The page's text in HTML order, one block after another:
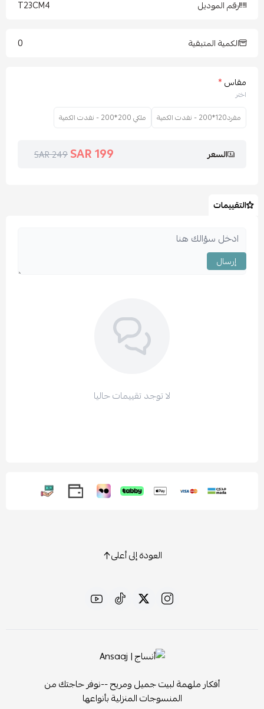
رقم الموديل T23CM4
الكمية المتبقية 0
مقاس*
اختر
مفرد120*200 - نفدت الكمية ملكي 200*200 - نفدت الكمية
السعر 199 SAR
249 SAR
التقييمات
إرسال
لا توجد تقييمات حاليا
العودة إلى أعلى
أفكار ملهمة لبيت جميل ومريح --نوفر حاجتك من
المنسوجات المنزلية بأنواعها